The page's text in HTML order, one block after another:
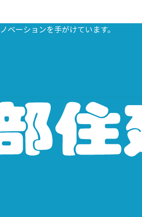
ーションを手がけています。